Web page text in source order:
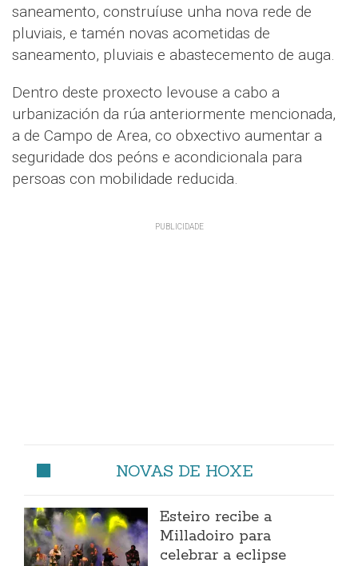
saneamento, construíuse unha nova rede de
pluviais, e tamén novas acometidas de
saneamento, pluviais e abastecemento de auga.
Dentro deste proxecto levouse a cabo a
urbanización da rúa anteriormente mencionada,
a de Campo de Area, co obxectivo aumentar a
seguridade dos peóns e acondicionala para
persoas con mobilidade reducida.
NOVAS DE HOXE
Esteiro recibe a
Milladoiro para
celebrar a eclipse